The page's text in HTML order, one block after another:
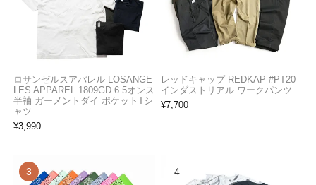
ロサンゼルスアパレル LOSANGE
LES APPAREL 1809GD 6.5オンス
半袖 ガーメントダイ ポケットTシ
ャツ
¥3,990
レッドキャップ REDKAP #PT20
インダストリアル ワークパンツ
¥7,700